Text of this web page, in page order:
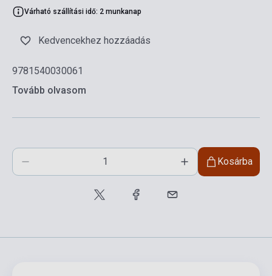
Várható szállítási idő: 2 munkanap
Kedvencekhez hozzáadás
9781540030061
Tovább olvasom
Kosárba